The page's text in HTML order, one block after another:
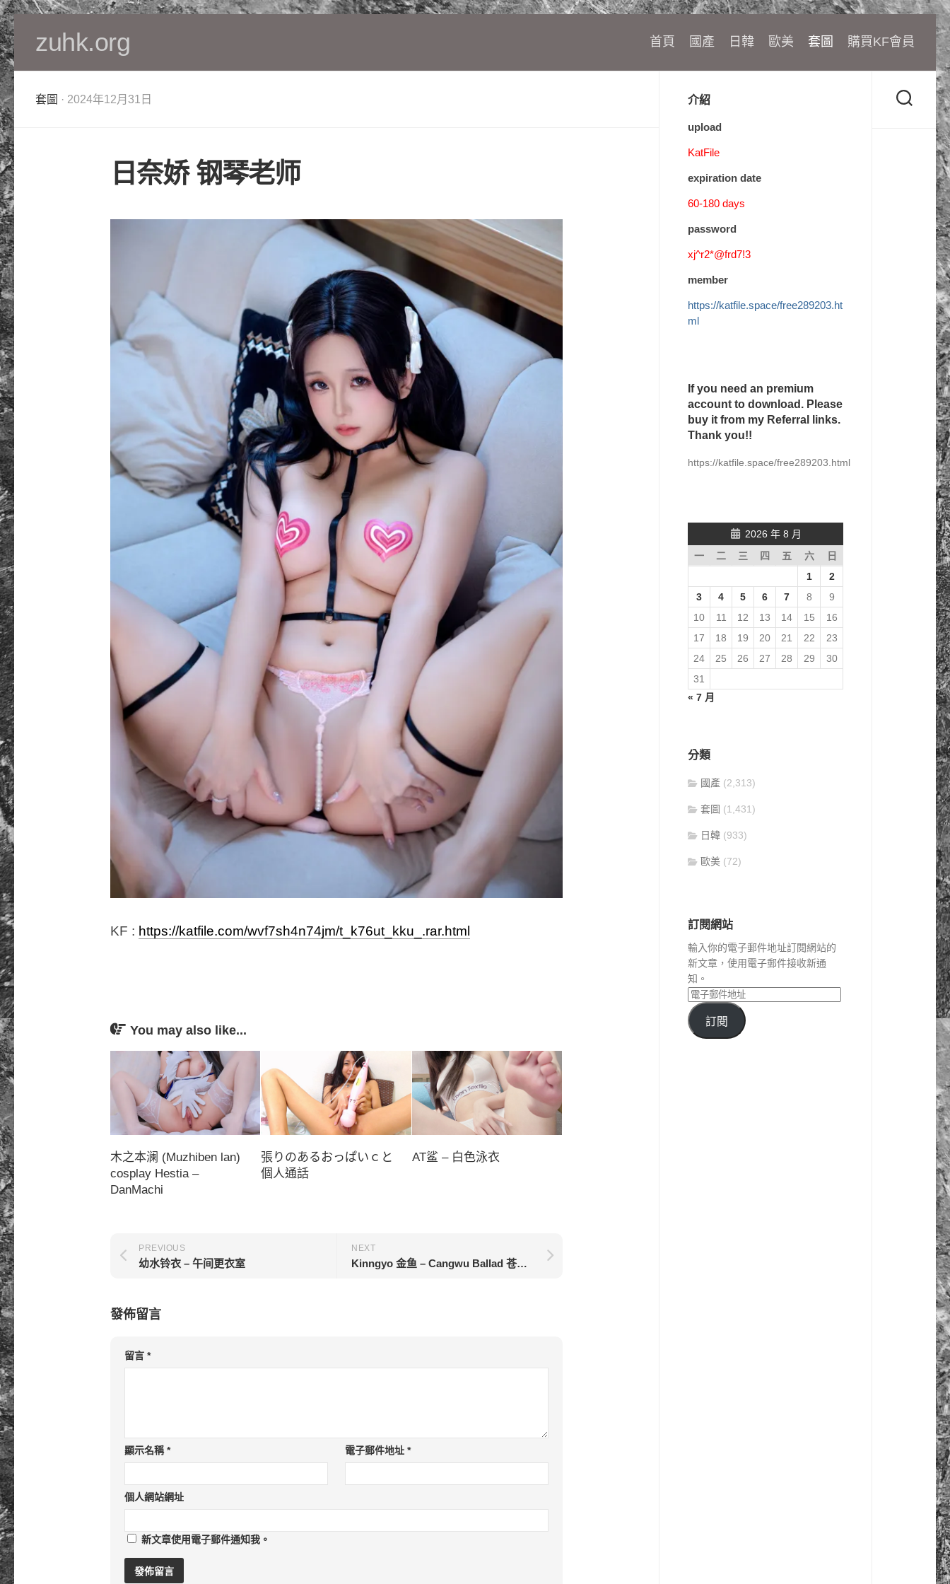
Skip
to
content
zuhk.org 首頁 國產 日韓 歐美 套圖 購買KF會員
套圖 · 2024年12月31日
日奈娇 钢琴老师
KF : https://katfile.com/wvf7sh4n74jm/t_k76ut_kku_.rar.html
You may also like...
木之本澜 (Muzhiben lan)
cosplay Hestia –
DanMachi
張りのあるおっぱいｃと
個人通話
AT鲨 – 白色泳衣
NEXT
Kinngyo 金鱼 – Cangwu Ballad 苍梧谣
PREVIOUS
幼水铃衣 – 午间更衣室
發佈留言
留言 *
顯示名稱* 電子郵件地址 *
個人網站網址
新文章使用電子郵件通知我。
介紹
upload
KatFile
expiration date
60-180 days
password
xj^r2*@frd7!3
member
https://katfile.space/free289203.ht
ml
If you need an premium
account to download. Please
buy it from my Referral links.
Thank you!!
https://katfile.space/free289203.html
2026 年 8 月
一
二 三 四 五 六
日
1
2
3
4 5 6 7 8
9
10
11 12 13 14 15
16
17
18 19 20 21 22
23
24
25 26 27 28 29
30
31
« 7 月
分類
國產 (2,313)
套圖 (1,431)
日韓 (933)
歐美 (72)
訂閱網站
輸入你的電子郵件地址訂閱網站的
新文章，使用電子郵件接收新通
知。
訂閱